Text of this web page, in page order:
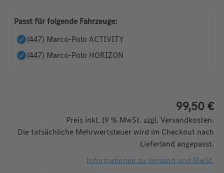
Passt für folgende Fahrzeuge:
(447) Marco-Polo ACTIVITY
(447) Marco-Polo HORIZON
99,50 €
Preis inkl. 19 % MwSt. zzgl. Versandkosten.
Die tatsächliche Mehrwertsteuer wird im Checkout nach
Lieferland angepasst.
Informationen zu Versand und MwSt.